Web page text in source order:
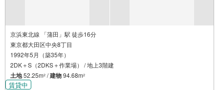
京浜東北線 「蒲田」駅 徒歩16分
東京都大田区中央8丁目
1992年5月（築35年）
2DK＋S（2DKS＋作業場） / 地上3階建
土地52.25m2 /建物94.68m2
賃貸中